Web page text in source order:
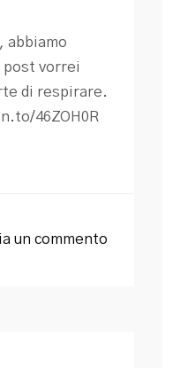
abbiamo
vorrei
di respirare.
46ZOH0R
un commento